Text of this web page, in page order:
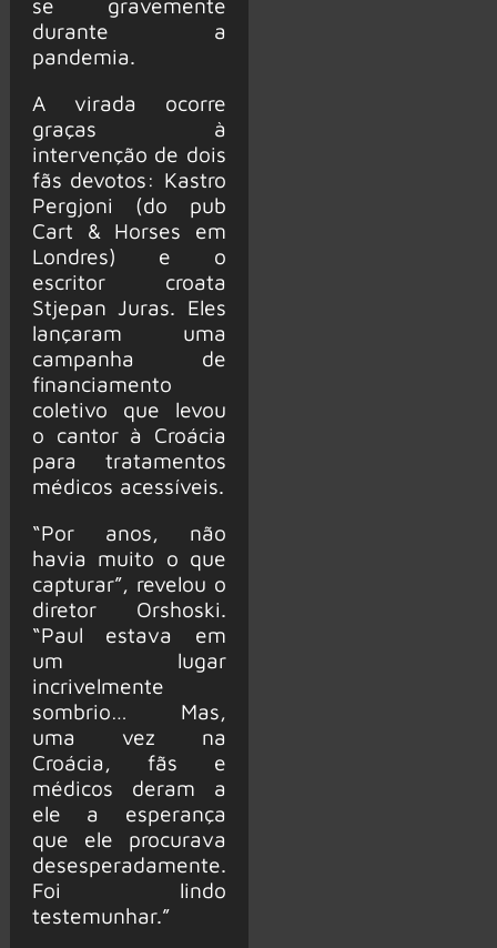
durante a
pandemia.
A virada ocorre
graças à
intervenção de dois
fãs devotos: Kastro
Pergjoni (do pub
Cart & Horses em
Londres) e o
escritor croata
Stjepan Juras. Eles
lançaram uma
campanha de
financiamento
coletivo que levou
o cantor à Croácia
para tratamentos
médicos acessíveis.
“Por anos, não
havia muito o que
capturar”, revelou o
diretor Orshoski.
“Paul estava em
um lugar
incrivelmente
sombrio… Mas,
uma vez na
Croácia, fãs e
médicos deram a
ele a esperança
que ele procurava
desesperadamente.
Foi lindo
testemunhar.”